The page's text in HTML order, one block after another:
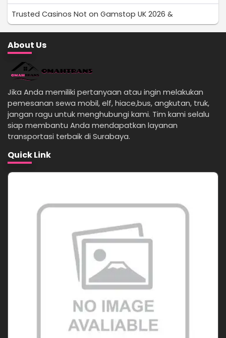
Trusted Casinos Not on Gamstop UK 2026 &
About Us
Jika Anda memiliki pertanyaan atau ingin melakukan
pemesanan sewa mobil, elf, hiace,bus, angkutan, truk,
jangan ragu untuk menghubungi kami. Tim kami selalu
siap membantu Anda mendapatkan layanan
transportasi terbaik di Surabaya.
Quick Link